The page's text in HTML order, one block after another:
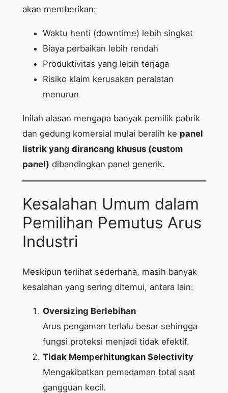
akan memberikan:
Waktu henti (downtime) lebih singkat
Biaya perbaikan lebih rendah
Produktivitas yang lebih terjaga
Risiko klaim kerusakan peralatan
menurun
Inilah alasan mengapa banyak pemilik pabrik
dan gedung komersial mulai beralih ke panel
listrik yang dirancang khusus (custom
panel) dibandingkan panel generik.
Kesalahan Umum dalam
Pemilihan Pemutus Arus
Industri
Meskipun terlihat sederhana, masih banyak
kesalahan yang sering ditemui, antara lain:
Oversizing Berlebihan
Arus pengaman terlalu besar sehingga
fungsi proteksi menjadi tidak efektif.
Tidak Memperhitungkan Selectivity
Mengakibatkan pemadaman total saat
gangguan kecil.